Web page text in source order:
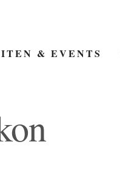
& EVENTS